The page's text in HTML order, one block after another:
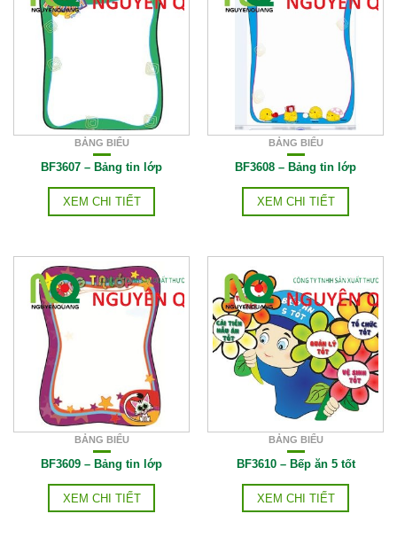
BẢNG BIỂU
BF3607 – Bảng tin lớp
XEM CHI TIẾT
BẢNG BIỂU
BF3608 – Bảng tin lớp
XEM CHI TIẾT
BẢNG BIỂU
BF3609 – Bảng tin lớp
XEM CHI TIẾT
BẢNG BIỂU
BF3610 – Bếp ăn 5 tốt
XEM CHI TIẾT